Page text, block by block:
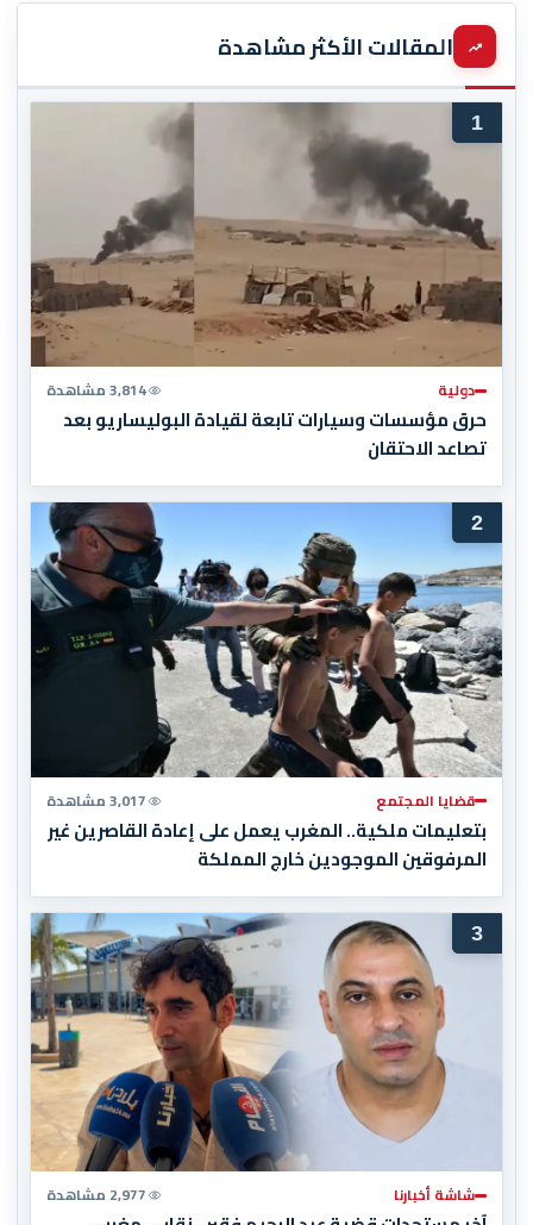
المقالات الأكثر مشاهدة
1
دولية 3,814 مشاهدة
حرق مؤسسات وسيارات تابعة لقيادة البوليساريو بعد
تصاعد الاحتقان
2
قضايا المجتمع 3,017 مشاهدة
بتعليمات ملكية.. المغرب يعمل على إعادة القاصرين غير
المرفوقين الموجودين خارج المملكة
3
شاشة أخبارنا 2,977 مشاهدة